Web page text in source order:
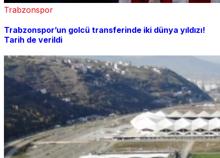
Trabzonspor
Trabzonspor’un golcü transferinde iki dünya yıldızı!
Tarih de verildi